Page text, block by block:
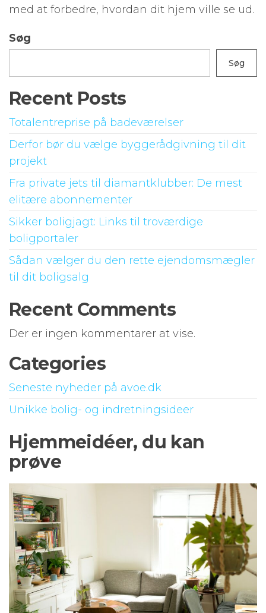
med at forbedre, hvordan dit hjem ville se ud.
Søg
Søg
Recent Posts
Totalentreprise på badeværelser
Derfor bør du vælge byggerådgivning til dit
projekt
Fra private jets til diamantklubber: De mest
elitære abonnementer
Sikker boligjagt: Links til troværdige
boligportaler
Sådan vælger du den rette ejendomsmægler
til dit boligsalg
Recent Comments
Der er ingen kommentarer at vise.
Categories
Seneste nyheder på avoe.dk
Unikke bolig- og indretningsideer
Hjemmeidéer, du kan
prøve